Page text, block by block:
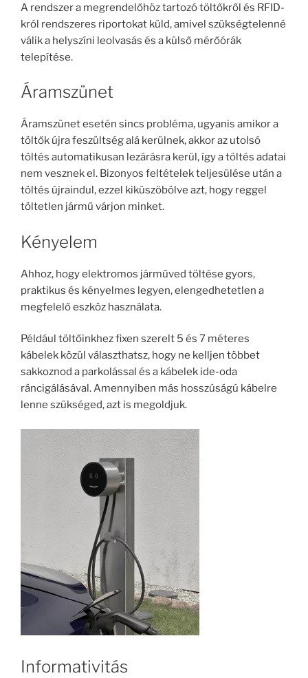
A rendszer a megrendelőhöz tartozó töltőkről és RFID-
król rendszeres riportokat küld, amivel szükségtelenné
válik a helyszíni leolvasás és a külső mérőórák
telepítése.
Áramszünet
Áramszünet esetén sincs probléma, ugyanis amikor a
töltők újra feszültség alá kerülnek, akkor az utolsó
töltés automatikusan lezárásra kerül, így a töltés adatai
nem vesznek el. Bizonyos feltételek teljesülése után a
töltés újraindul, ezzel kiküszöbölve azt, hogy reggel
töltetlen jármű várjon minket.
Kényelem
Ahhoz, hogy elektromos járműved töltése gyors,
praktikus és kényelmes legyen, elengedhetetlen a
megfelelő eszköz használata.
Például töltőinkhez fixen szerelt 5 és 7 méteres
kábelek közül választhatsz, hogy ne kelljen többet
sakkoznod a parkolással és a kábelek ide-oda
ráncigálásával. Amennyiben más hosszúságú kábelre
lenne szükséged, azt is megoldjuk.
Informativitás